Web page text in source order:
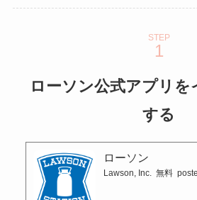
STEP
ローソン公式アプリ
する
ローソン
Lawson, Inc. 無料